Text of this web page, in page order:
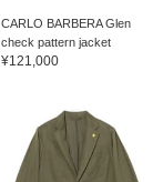
CARLO BARBERA Glen
check pattern jacket
¥121,000